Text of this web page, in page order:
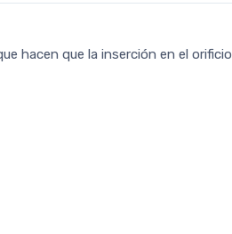
hacen que la inserción en el orificio